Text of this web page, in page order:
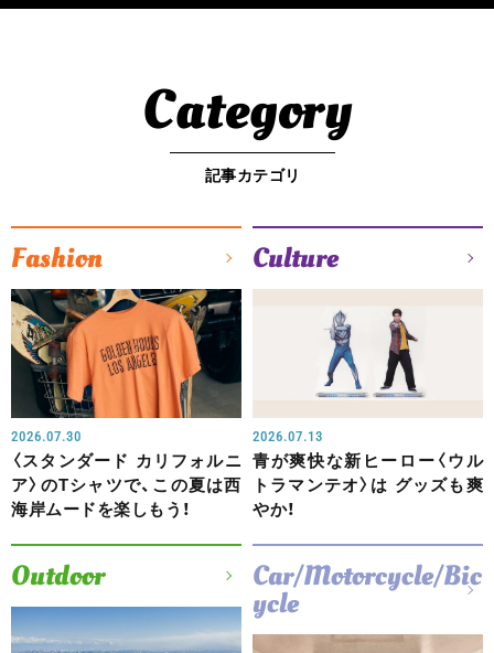
Category
記事カテゴリ
Fashion
2026.07.30
〈スタンダード カリフォルニ
ア〉のTシャツで、この夏は西
海岸ムードを楽しもう！
Culture
2026.07.13
青が爽快な新ヒーロー〈ウル
トラマンテオ〉は グッズも爽
やか！
Outdoor Car/Motorcycle/Bic
ycle